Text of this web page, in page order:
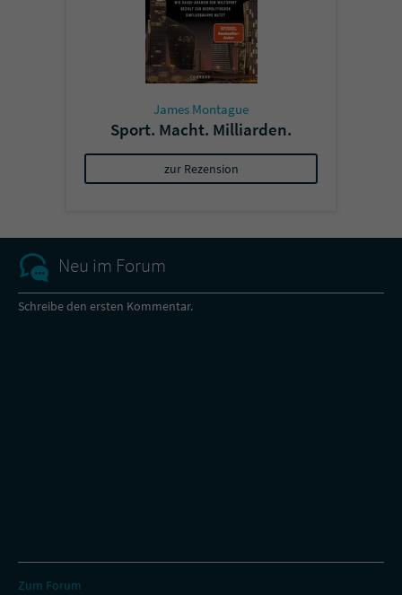
James Montague
Sport. Macht. Milliarden.
zur Rezension
Neu im Forum
Schreibe den ersten Kommentar.
Zum Forum